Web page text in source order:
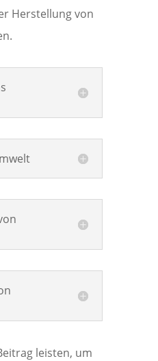
Herstellung von
leisten, um